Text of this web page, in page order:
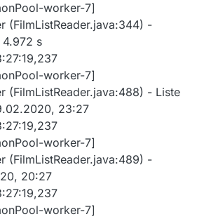
worker-7]
(FilmListReader.java:344) -
s
worker-7]
(FilmListReader.java:488) - Liste
23:27
worker-7]
(FilmListReader.java:489) -
20:27
worker-7]